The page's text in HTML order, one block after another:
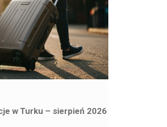
w Turku – sierpień 2026